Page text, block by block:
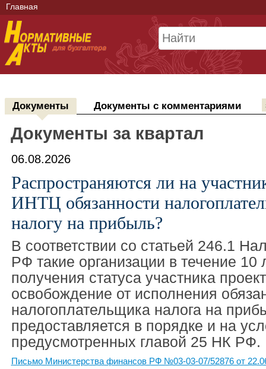
Главная
Документы Документы с комментариями
Документы за квартал
06.08.2026
Распространяются ли на
ИНТЦ обязанности
налогу на прибыль?
В соответствии со статьей 246.1
РФ такие организации в течение 10
получения статуса участника
освобождение от исполнения
налогоплательщика налога на
предоставляется в порядке и на
предусмотренных главой 25 НК РФ.
Письмо Министерства финансов РФ №03-03-07/52876 от